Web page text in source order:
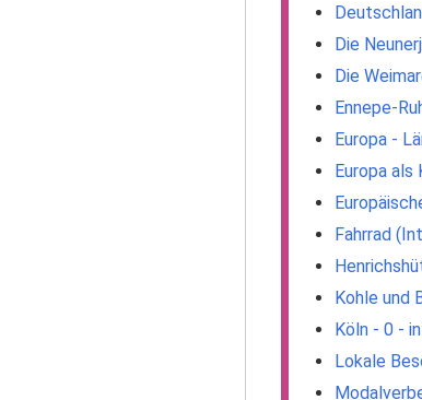
Die
Die
Ennepe-
Europa -
Europa
Fahrrad
Kohle und
Köln - 0 -
Lokale